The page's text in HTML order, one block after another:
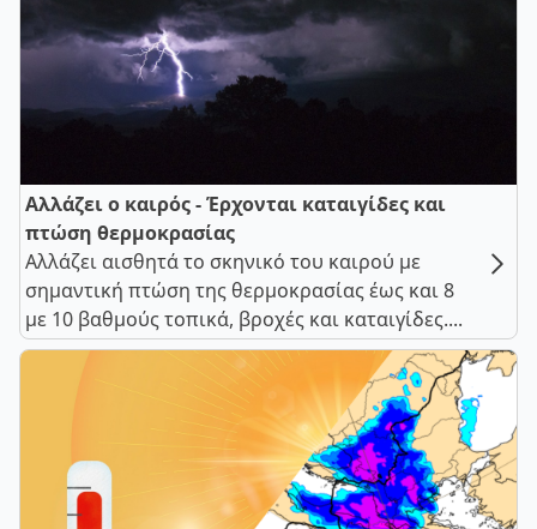
Αλλάζει ο καιρός - Έρχονται καταιγίδες και
πτώση θερμοκρασίας
Αλλάζει αισθητά το σκηνικό του καιρού με
σημαντική πτώση της θερμοκρασίας έως και 8
με 10 βαθμούς τοπικά, βροχές και καταιγίδες....